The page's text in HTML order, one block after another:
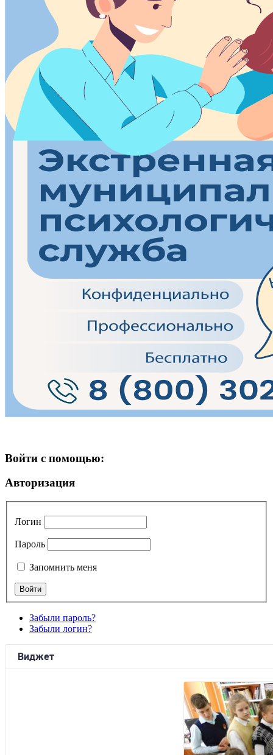
Войти с помощью:
Авторизация
Логин
Пароль
Запомнить меня
Забыли пароль?
Забыли логин?